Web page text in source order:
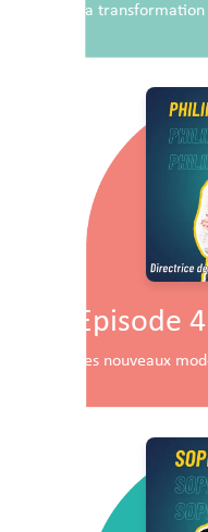
La
Episode 4
Les nouveaux